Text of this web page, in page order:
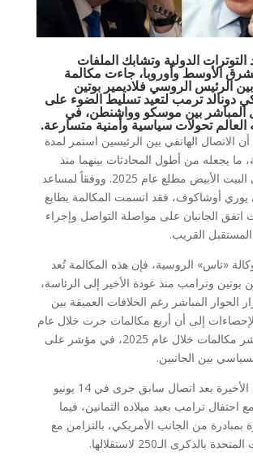
الدولية وتشابك الملفات
الأوسط وأوروبا، جاءت مكالمة
الرئيس الروسي فلاديمير بوتين
دونالد ترمب لتعيد تسليط الضوء على
المباشر بين موسكو وواشنطن، في
تحولات سياسية وأمنية متسارعة.
الاتصال الهاتفي بين الرئيسين استمر لمدة
دقيقة، ما يجعله من أطول المحادثات بينهما منذ
عودة ترامب إلى البيت الأبيض مطلع عام 2025. ووفقاً لمساعد
أوشاكوف، فقد اتسمت المكالمة بطابع
اتفق الجانبان على مواصلة التواصل وإجراء
القريب.
«تاس» الروسية، فإن هذه المكالمة تُعد
بوتين وترامب منذ عودة الأخير إلى الرئاسة،
الحوار المباشر رغم الخلافات العميقة بين
إلى أن أربع مكالمات جرت خلال عام
2026، مقابل عشر مكالمات خلال عام 2025، في مؤشر على
بين الجانبين.
وجاءت المكالمة الأخيرة بعد اتصال سابق جرى في 14 يونيو
احتفال ترامب بعيد ميلاده الثمانين، فيما
بمبادرة من الجانب الأمريكي، بالتزامن مع
بالذكرى الـ250 لاستقلالها.